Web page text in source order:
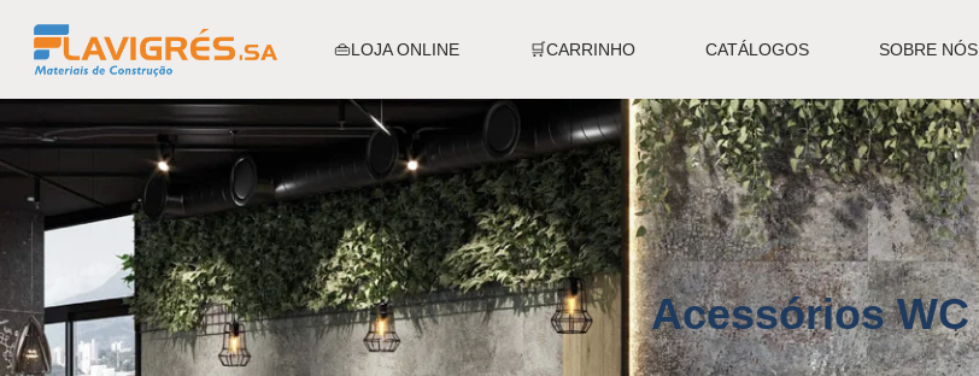
👜LOJA ONLINE 🛒CARRINHO CATÁLOGOS SOBRE NÓS
Acessórios WC